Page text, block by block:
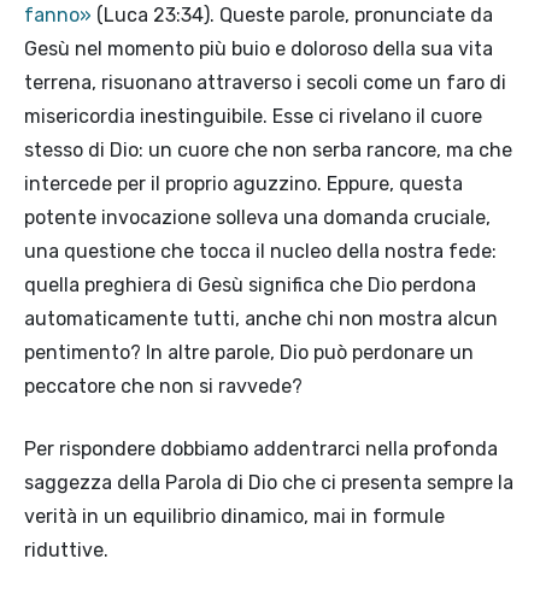
fanno» (Luca 23:34). Queste parole, pronunciate da
Gesù nel momento più buio e doloroso della sua vita
terrena, risuonano attraverso i secoli come un faro di
misericordia inestinguibile. Esse ci rivelano il cuore
stesso di Dio: un cuore che non serba rancore, ma che
intercede per il proprio aguzzino. Eppure, questa
potente invocazione solleva una domanda cruciale,
una questione che tocca il nucleo della nostra fede:
quella preghiera di Gesù significa che Dio perdona
automaticamente tutti, anche chi non mostra alcun
pentimento? In altre parole, Dio può perdonare un
peccatore che non si ravvede?
Per rispondere dobbiamo addentrarci nella profonda
saggezza della Parola di Dio che ci presenta sempre la
verità in un equilibrio dinamico, mai in formule
riduttive.